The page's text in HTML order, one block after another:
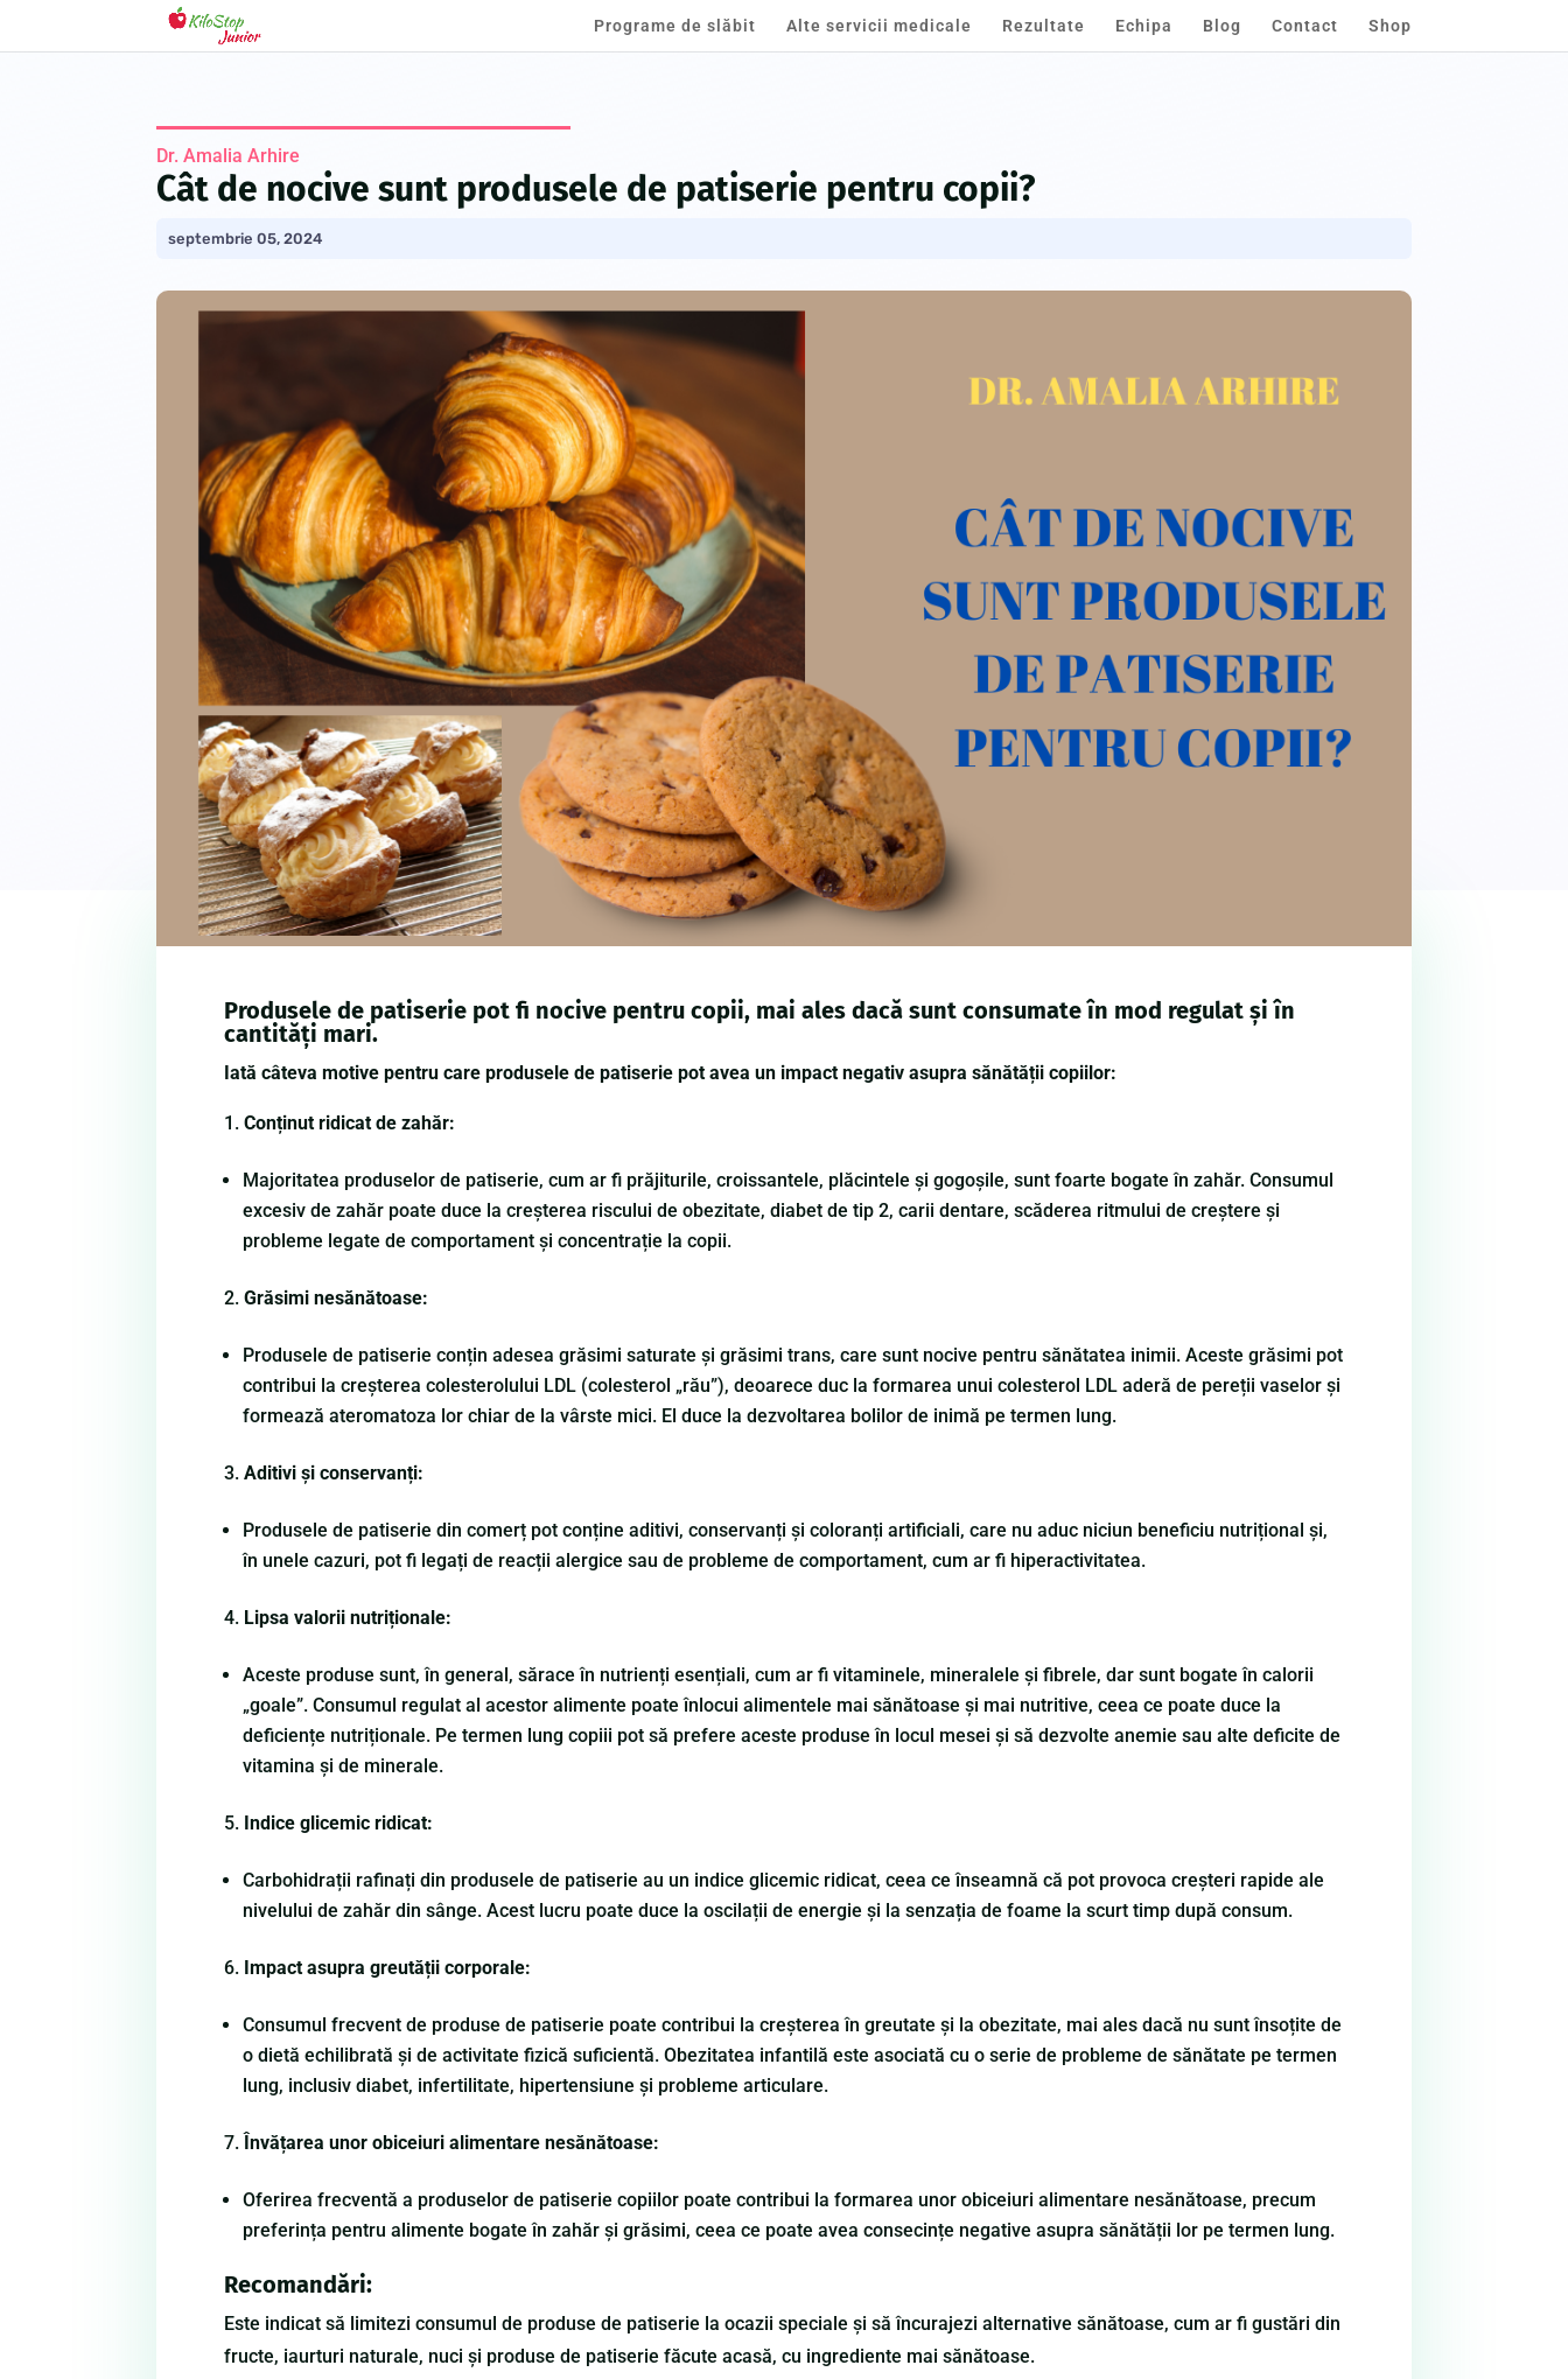
Programe de slăbit Alte servicii medicale Rezultate Echipa Blog Contact Shop
Dr. Amalia Arhire
Cât de nocive sunt produsele de patiserie pentru copii?
septembrie 05, 2024
Produsele de patiserie pot fi nocive pentru copii, mai ales dacă sunt consumate în mod regulat și în
cantități mari.
Iată câteva motive pentru care produsele de patiserie pot avea un impact negativ asupra sănătății copiilor:
Conținut ridicat de zahăr:
Majoritatea produselor de patiserie, cum ar fi prăjiturile, croissantele, plăcintele și gogoșile, sunt foarte bogate în zahăr. Consumul
excesiv de zahăr poate duce la creșterea riscului de obezitate, diabet de tip 2, carii dentare, scăderea ritmului de creștere și
probleme legate de comportament și concentrație la copii.
Grăsimi nesănătoase:
Produsele de patiserie conțin adesea grăsimi saturate și grăsimi trans, care sunt nocive pentru sănătatea inimii. Aceste grăsimi pot
contribui la creșterea colesterolului LDL (colesterol „rău”), deoarece duc la formarea unui colesterol LDL aderă de pereții vaselor și
formează ateromatoza lor chiar de la vârste mici. El duce la dezvoltarea bolilor de inimă pe termen lung.
Aditivi și conservanți:
Produsele de patiserie din comerț pot conține aditivi, conservanți și coloranți artificiali, care nu aduc niciun beneficiu nutrițional și,
în unele cazuri, pot fi legați de reacții alergice sau de probleme de comportament, cum ar fi hiperactivitatea.
Lipsa valorii nutriționale:
Aceste produse sunt, în general, sărace în nutrienți esențiali, cum ar fi vitaminele, mineralele și fibrele, dar sunt bogate în calorii
„goale”. Consumul regulat al acestor alimente poate înlocui alimentele mai sănătoase și mai nutritive, ceea ce poate duce la
deficiențe nutriționale. Pe termen lung copiii pot să prefere aceste produse în locul mesei și să dezvolte anemie sau alte deficite de
vitamina și de minerale.
Indice glicemic ridicat:
Carbohidrații rafinați din produsele de patiserie au un indice glicemic ridicat, ceea ce înseamnă că pot provoca creșteri rapide ale
nivelului de zahăr din sânge. Acest lucru poate duce la oscilații de energie și la senzația de foame la scurt timp după consum.
Impact asupra greutății corporale:
Consumul frecvent de produse de patiserie poate contribui la creșterea în greutate și la obezitate, mai ales dacă nu sunt însoțite de
o dietă echilibrată și de activitate fizică suficientă. Obezitatea infantilă este asociată cu o serie de probleme de sănătate pe termen
lung, inclusiv diabet, infertilitate, hipertensiune și probleme articulare.
Învățarea unor obiceiuri alimentare nesănătoase:
Oferirea frecventă a produselor de patiserie copiilor poate contribui la formarea unor obiceiuri alimentare nesănătoase, precum
preferința pentru alimente bogate în zahăr și grăsimi, ceea ce poate avea consecințe negative asupra sănătății lor pe termen lung.
Recomandări:
Este indicat să limitezi consumul de produse de patiserie la ocazii speciale și să încurajezi alternative sănătoase, cum ar fi gustări din
fructe, iaurturi naturale, nuci și produse de patiserie făcute acasă, cu ingrediente mai sănătoase.